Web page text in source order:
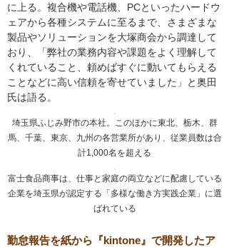
に上る。複合機や電話機、PCといったハードウ
ェアから各種システムに至るまで、さまざまな
製品やソリューションを大塚商会から調達して
おり、「弊社の業務内容や課題をよく理解して
くれていること、頼めばすぐに動いてもらえる
ことなどに高い信頼を寄せていました」と奥田
氏は語る。
埼玉県ふじみ野市の本社。このほかに東北、栃木、群
馬、千葉、東京、九州の各営業所があり、従業員数は合
計1,000名を超える
富士食品商事は、仕事と家庭の両立などに配慮している
企業を埼玉県が認定する「多様な働き方実践企業」に選
ばれている
勤怠報告を紙から『kintone』で開発したア